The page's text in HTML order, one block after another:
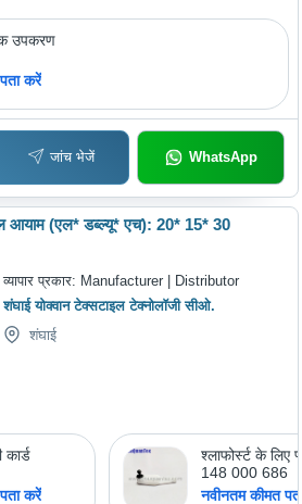
उपकरण
करें
जांच भेजें WhatsApp
आयाम (एल* डब्ल्यू* एच): 20* 15* 30
व्यापार प्रकार: Manufacturer | Distributor
शंघाई योक्वान टेक्सटाइल टेक्नोलॉजी सीओ.
शंघाई
कार्ड
करें
श्लाफोर्स्ट के लिए
148 000 686
नवीनतम कीमत